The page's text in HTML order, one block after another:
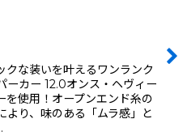
クな装いを叶えるワンランク
ーカー 12.0オンス・ヘヴィー
を使用！オープンエンド糸の
より、味のある「ムラ感」と